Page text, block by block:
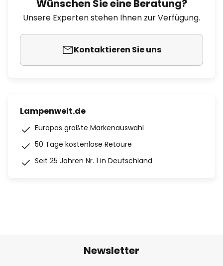
Wünschen Sie eine Beratung?
Unsere Experten stehen Ihnen zur Verfügung.
Kontaktieren Sie uns
Lampenwelt.de
Europas größte Markenauswahl
50 Tage kostenlose Retoure
Seit 25 Jahren Nr. 1 in Deutschland
Newsletter